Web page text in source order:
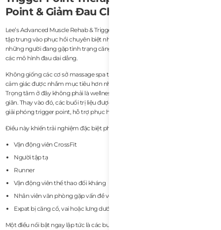
Point & Giảm Đau Chuyên Biệt Tốt Nhất
Lee’s Advanced Muscle Rehab & Trigger Point Therapy có lẽ là lựa chọn trị liệu
tập trung vào phục hồi chuyên biệt nhất trong danh sách này dành cho
những người đang gặp tình trạng căng cơ mãn tính, hạn chế mobility hoặc
các mô hình đau dai dẳng.
Không giống các cơ sở massage spa truyền thống, cách tiếp cận của Lee có
cảm giác được nhắm mục tiêu hơn nhiều và định hướng trị liệu rõ ràng hơn.
Trọng tâm ở đây không phải là wellness sang trọng hay bầu không khí thư
giãn. Thay vào đó, các buổi trị liệu được thiết kế xoay quanh phục hồi cơ bắp,
giải phóng trigger point, hỗ trợ phục hồi và quản lý đau.
Điều này khiến trải nghiệm đặc biệt phù hợp với:
Vận động viên CrossFit
Người tập tạ
Runner
Vận động viên thể thao đối kháng
Nhân viên văn phòng gặp vấn đề về tư thế
Expat bị căng cổ, vai hoặc lưng dưới mãn tính
Một điều nổi bật ngay lập tức là các buổi trị liệu có cảm giác cụ thể đến mức